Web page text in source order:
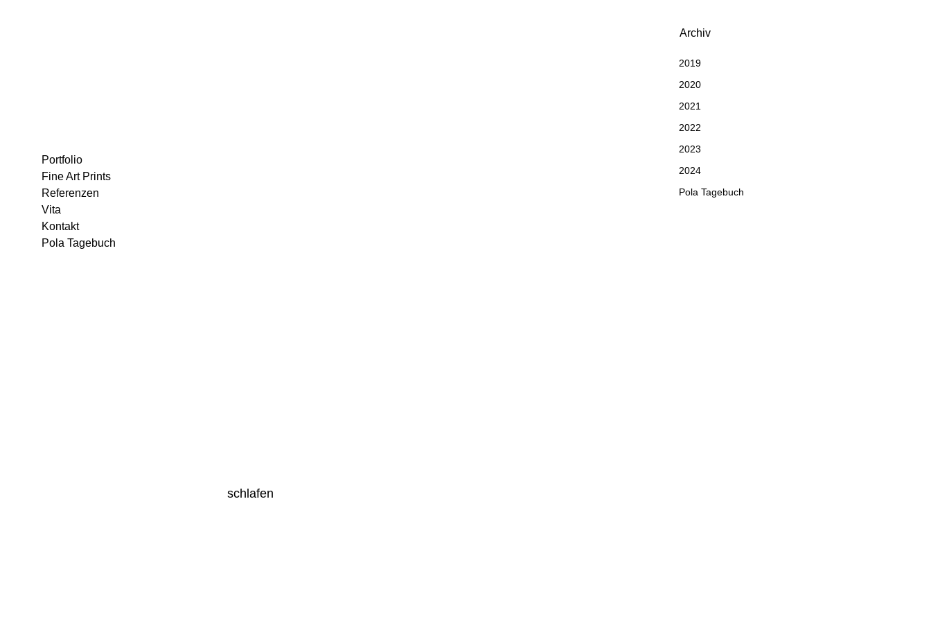
Portfolio
Fine Art Prints
Referenzen
Vita
Kontakt
Pola Tagebuch
schlafen
Archiv
2019
2020
2021
2022
2023
2024
Pola Tagebuch